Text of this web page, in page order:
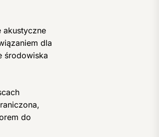
akustyczne
dla
środowiska
do